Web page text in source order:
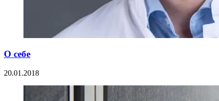
О себе
20.01.2018